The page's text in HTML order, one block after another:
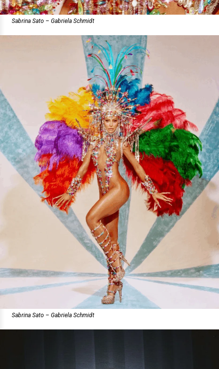
Sabrina Sato – Gabriela Schmidt
Sabrina Sato – Gabriela Schmidt